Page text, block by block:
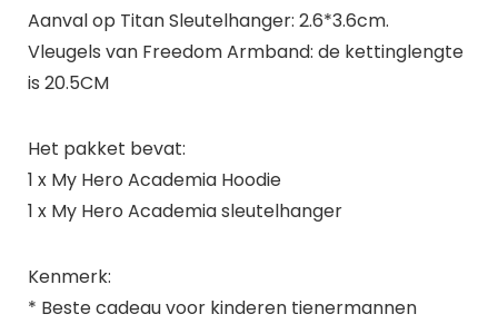
Aanval op Titan Sleutelhanger: 2.6*3.6cm.
Vleugels van Freedom Armband: de kettinglengte
is 20.5CM
Het pakket bevat:
1 x My Hero Academia Hoodie
1 x My Hero Academia sleutelhanger
Kenmerk:
* Beste cadeau voor kinderen tienermannen